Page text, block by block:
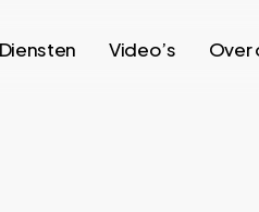
Diensten Video’s Over